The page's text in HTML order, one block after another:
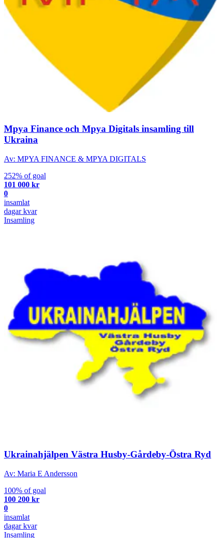
Mpya Finance och Mpya Digitals insamling till
Ukraina
Av: MPYA FINANCE & MPYA DIGITALS
252% of goal
101 000 kr
0
insamlat
dagar kvar
Insamling
Ukrainahjälpen Västra Husby-Gårdeby-Östra Ryd
Av: Maria E Andersson
100% of goal
100 200 kr
0
insamlat
dagar kvar
Insamling